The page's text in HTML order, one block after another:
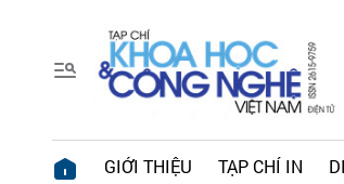
GIỚI THIỆU TẠP CHÍ IN